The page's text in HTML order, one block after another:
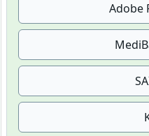
Adobe